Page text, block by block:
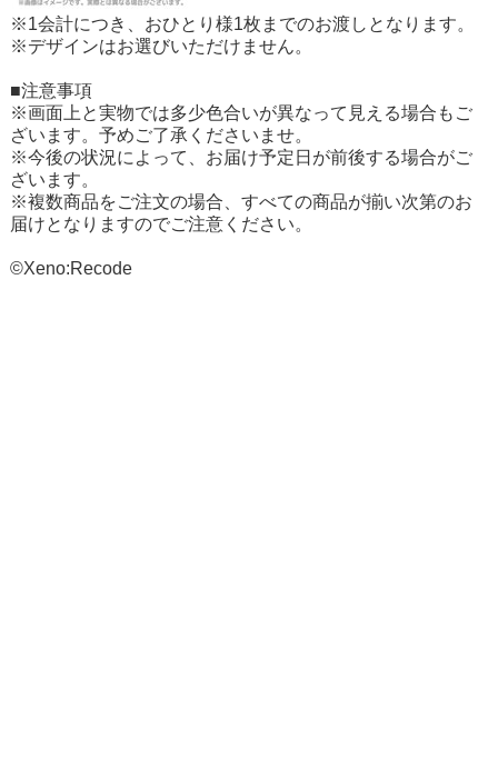
※1会計につき、おひとり様1枚までのお渡しとなります。
※デザインはお選びいただけません。
■注意事項
※画面上と実物では多少色合いが異なって見える場合もご
ざいます。予めご了承くださいませ。
※今後の状況によって、お届け予定日が前後する場合がご
ざいます。
※複数商品をご注文の場合、すべての商品が揃い次第のお
届けとなりますのでご注意ください。
©Xeno:Recode